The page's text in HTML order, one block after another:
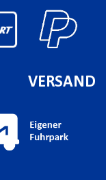
VERSAND